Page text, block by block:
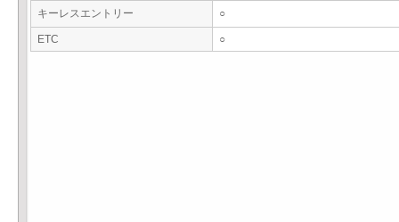
キーレスエントリー ○
ETC ○